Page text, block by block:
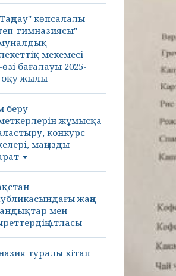
көпсалалы
гимназиясы"
мекемесі
өзі бағалауы 2025-
оқу жылы
беру
жұмысқа
конкурс
маңызды
жаңа
мен
Атласы
туралы кітап